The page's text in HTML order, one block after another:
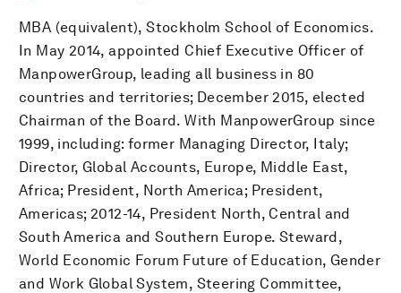
MBA (equivalent), Stockholm School of Economics.
In May 2014, appointed Chief Executive Officer of
ManpowerGroup, leading all business in 80
countries and territories; December 2015, elected
Chairman of the Board. With ManpowerGroup since
1999, including: former Managing Director, Italy;
Director, Global Accounts, Europe, Middle East,
Africa; President, North America; President,
Americas; 2012-14, President North, Central and
South America and Southern Europe. Steward,
World Economic Forum Future of Education, Gender
and Work Global System, Steering Committee,